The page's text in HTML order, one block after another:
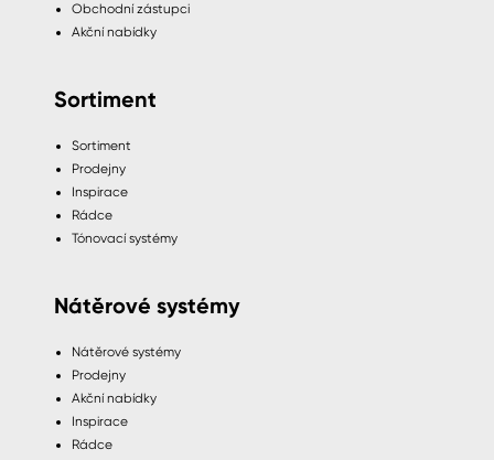
Obchodní zástupci
Akční nabídky
Sortiment
Sortiment
Prodejny
Inspirace
Rádce
Tónovací systémy
Nátěrové systémy
Nátěrové systémy
Prodejny
Akční nabídky
Inspirace
Rádce